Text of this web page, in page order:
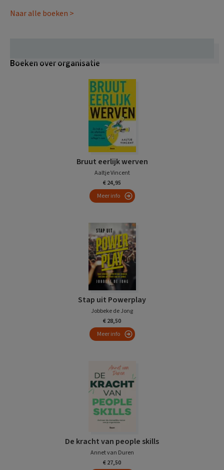
Naar alle boeken >
Boeken over organisatie
Bruut eerlijk werven
Aaltje Vincent
€ 24,95
Meer info
Stap uit Powerplay
Jobbeke de Jong
€ 28,50
Meer info
De kracht van people skills
Annet van Duren
€ 27,50